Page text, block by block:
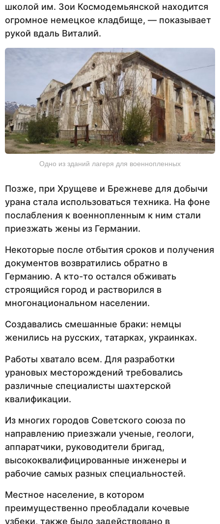
школой им. Зои Космодемьянской находится
огромное немецкое кладбище, — показывает
рукой вдаль Виталий.
Одно из зданий лагеря для военнопленных
Позже, при Хрущеве и Брежневе для добычи
урана стала использоваться техника. На фоне
послабления к военнопленным к ним стали
приезжать жены из Германии.
Некоторые после отбытия сроков и получения
документов возвратились обратно в
Германию. А кто-то остался обживать
строящийся город и растворился в
многонациональном населении.
Создавались смешанные браки: немцы
женились на русских, татарках, украинках.
Работы хватало всем. Для разработки
урановых месторождений требовались
различные специалисты шахтерской
квалификации.
Из многих городов Советского союза по
направлению приезжали ученые, геологи,
аппаратчики, руководители бригад,
высококвалифицированные инженеры и
рабочие самых разных специальностей.
Местное население, в котором
преимущественно преобладали кочевые
узбеки, также было задействовано в